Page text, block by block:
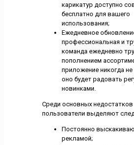
карикатур доступно
бесплатно для вашего
использования;
Ежедневное
профессиональная и
команда ежедневно
пополнением
приложение никогда
оно будет радовать
новинками.
Среди основных недостатков
пользователи выделяют
Постоянно
рекламой;